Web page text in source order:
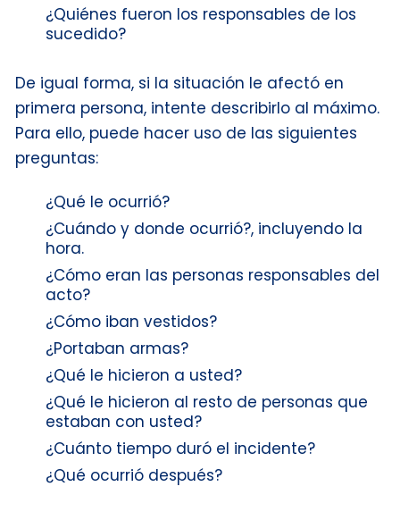
¿Quiénes fueron los responsables de los
sucedido?
De igual forma, si la situación le afectó en
primera persona, intente describirlo al máximo.
Para ello, puede hacer uso de las siguientes
preguntas:
¿Qué le ocurrió?
¿Cuándo y donde ocurrió?, incluyendo la
hora.
¿Cómo eran las personas responsables del
acto?
¿Cómo iban vestidos?
¿Portaban armas?
¿Qué le hicieron a usted?
¿Qué le hicieron al resto de personas que
estaban con usted?
¿Cuánto tiempo duró el incidente?
¿Qué ocurrió después?